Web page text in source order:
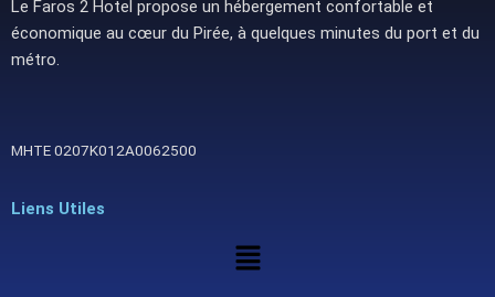
Le Faros 2 Hotel propose un hébergement confortable et
économique au cœur du Pirée, à quelques minutes du port et du
métro.
ΜΗΤΕ 0207Κ012Α0062500
Liens Utiles
Menu